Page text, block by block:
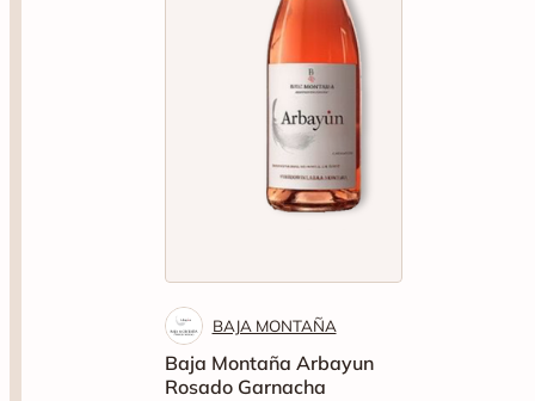
BAJA MONTAÑA
Baja Montaña Arbayun
Rosado Garnacha